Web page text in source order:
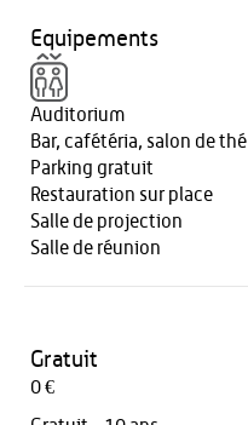
Equipements
Auditorium
Bar, cafétéria, salon de thé
Parking gratuit
Restauration sur place
Salle de projection
Salle de réunion
Gratuit
0 €